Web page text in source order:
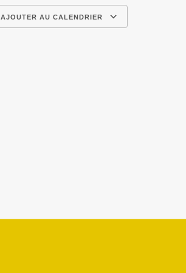
AJOUTER AU CALENDRIER